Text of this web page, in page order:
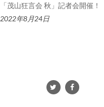
「茂山狂言会 秋」記者会開催！
2022年8月24日